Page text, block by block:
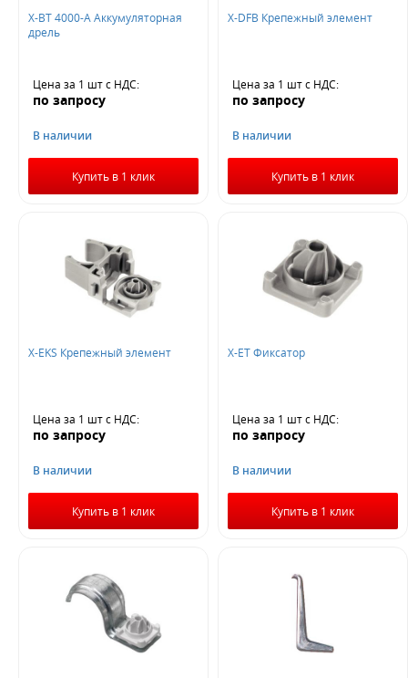
X-BT 4000-A Аккумуляторная
дрель
Цена за 1 штс НДС:
по запросу
В наличии
Купить в 1 клик
X-DFB Крепежный элемент
Цена за 1 штс НДС:
по запросу
В наличии
Купить в 1 клик
X-EKS Крепежный элемент
Цена за 1 штс НДС:
по запросу
В наличии
Купить в 1 клик
X-ET Фиксатор
Цена за 1 штс НДС:
по запросу
В наличии
Купить в 1 клик